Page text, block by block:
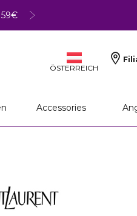
ÖSTERREICH
Accessories